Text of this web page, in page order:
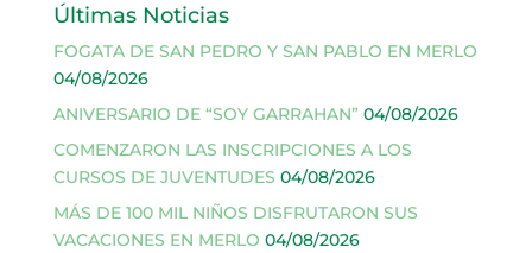
Últimas Noticias
FOGATA DE SAN PEDRO Y SAN PABLO EN MERLO
04/08/2026
ANIVERSARIO DE “SOY GARRAHAN” 04/08/2026
COMENZARON LAS INSCRIPCIONES A LOS
CURSOS DE JUVENTUDES 04/08/2026
MÁS DE 100 MIL NIÑOS DISFRUTARON SUS
VACACIONES EN MERLO 04/08/2026